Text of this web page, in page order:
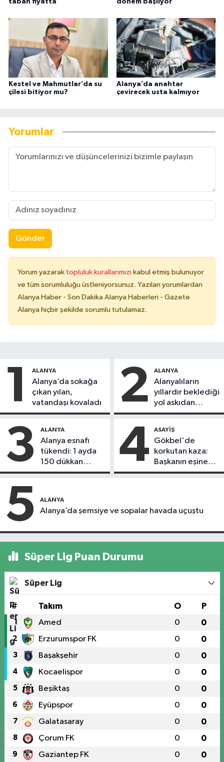
taban fiyatta dönem başlıyor
Kestel ve Mahmutlar’da su
çilesi bitiyor mu?
Alanya’da anahtar
çevirecek usta kalmıyor
Yorumlar
Gönder
Yorum yazarak topluluk kurallarımızı kabul etmiş bulunuyor
ve tüm sorumluluğu üstleniyorsunuz. Yazılan yorumlardan
Alanya Haber - Son Dakika Alanya Haberleri - Gazete
Alanya hiçbir şekilde sorumlu tutulamaz.
1 ALANYA
Alanya’da sokağa
çıkan yılan,
vatandaşı kovaladı
2 ALANYA
Alanyalıların
yıllardır beklediği
yol askıdan
döndü
3 ALANYA
Alanya esnafı
tükendi: 1 ayda
150 dükkan
kapandı
4 ASAYIŞ
Gökbel'de
korkutan kaza:
Başkanın eşine
motosiklet çarptı
5 ALANYA
Alanya’da şemsiye ve sopalar havada uçuştu
Süper Lig Puan Durumu
Süper Lig
# Takım O P
1 Amed 0 0
2 Erzurumspor FK 0 0
3 Başakşehir 0 0
4 Kocaelispor 0 0
5 Beşiktaş 0 0
6 Eyüpspor 0 0
7 Galatasaray 0 0
8 Çorum FK 0 0
9 Gaziantep FK 0 0